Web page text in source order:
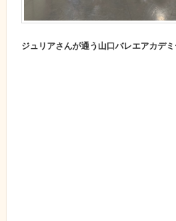
ジュリアさんが通う山口バレエアカデ